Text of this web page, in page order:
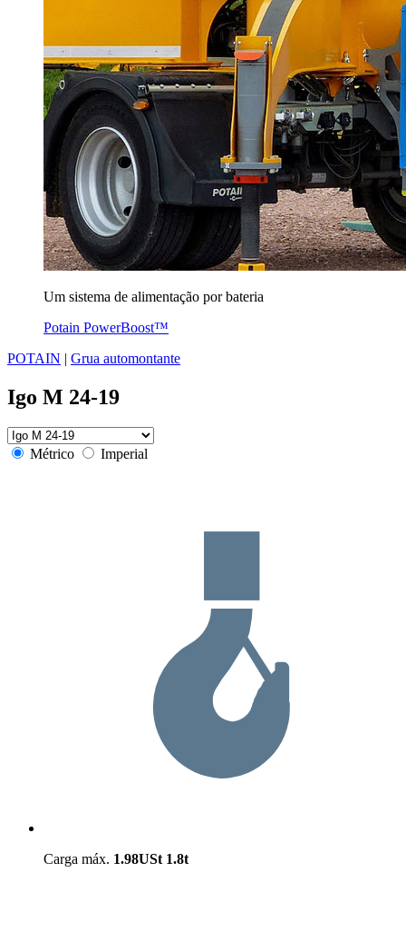
Um sistema de alimentação por bateria
Potain PowerBoost™
POTAIN | Grua automontante
Igo M 24-19
Métrico Imperial
Carga máx. 1.98USt 1.8t